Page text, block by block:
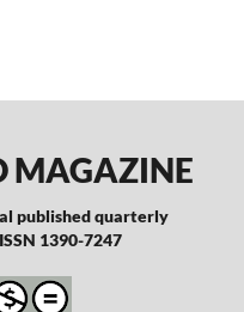
MAGAZINE
published quarterly
1390-7247